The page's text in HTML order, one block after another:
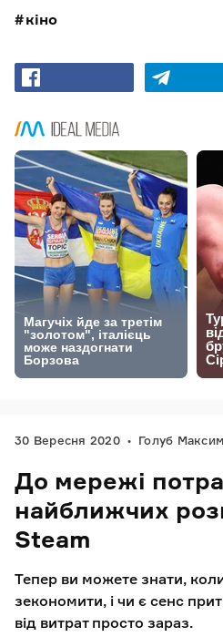
кіно
30 Вересня 2020 Голуб Максим
До мережі
найближчих
Steam
Тепер ви можете знати,
зекономити, і чи є сенс
від витрат просто зараз.